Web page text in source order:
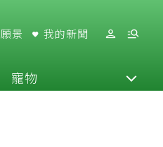
願景 我的新聞
寵物